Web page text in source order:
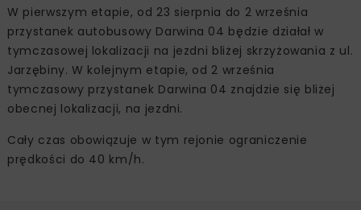
W pierwszym etapie, od 23 sierpnia do 2 września
przystanek autobusowy Darwina 04 będzie działał w
tymczasowej lokalizacji na jezdni bliżej skrzyżowania z ul.
Jarzębiny. W kolejnym etapie, od 2 września
tymczasowy przystanek Darwina 04 znajdzie się bliżej
obecnej lokalizacji, na jezdni.
Cały czas obowiązuje w tym rejonie ograniczenie
prędkości do 40 km/h.